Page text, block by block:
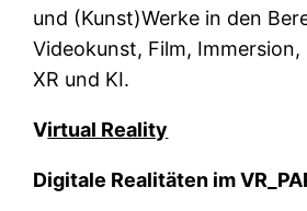
und (Kunst)Werke in den
Videokunst, Film, Immersion,
XR und KI.
Virtual Reality
Digitale Realitäten im